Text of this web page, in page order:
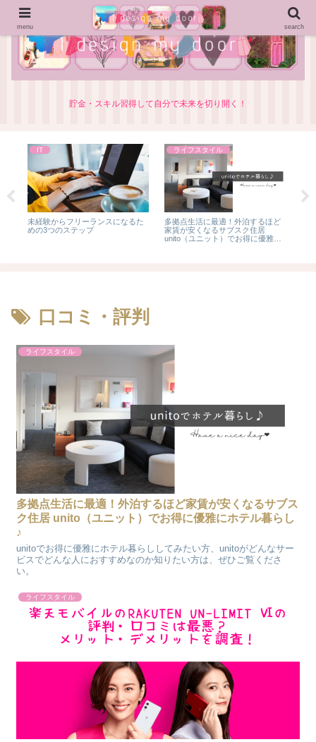
貯金・スキル習得して自分で未来を切り開く！
IT
未経験からフリーランスになるた
めの3つのステップ
ライフスタイル
多拠点生活に最適！外泊するほど
家賃が安くなるサブスク住居
unito（ユニット）でお得に優雅に
口コミ・評判
ライフスタイル
多拠点生活に最適！外泊するほど家賃が安くなるサブス
ク住居 unito（ユニット）でお得に優雅にホテル暮らし
♪
unitoでお得に優雅にホテル暮らししてみたい方、unitoがどんなサー
ビスでどんな人におすすめなのか知りたい方は、ぜひご覧くださ
い。
ライフスタイル
menu search